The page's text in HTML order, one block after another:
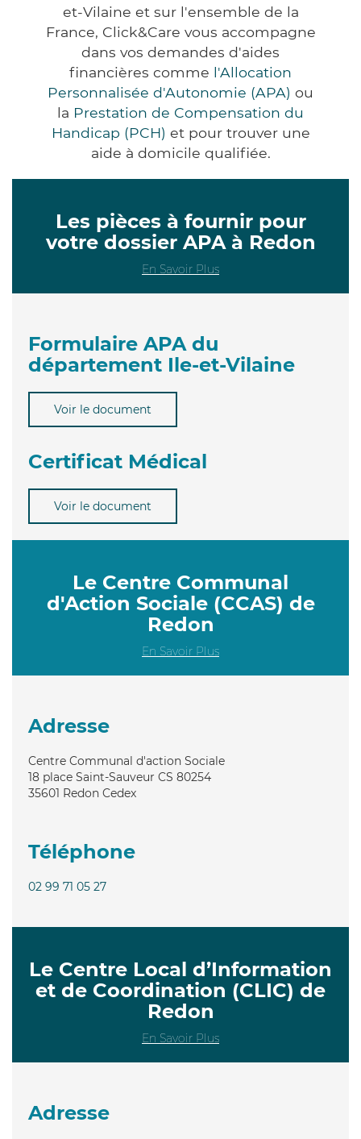
et-Vilaine et sur l'ensemble de la
France, Click&Care vous accompagne
dans vos demandes d'aides
financières comme l'Allocation
Personnalisée d'Autonomie (APA) ou
la Prestation de Compensation du
Handicap (PCH) et pour trouver une
aide à domicile qualifiée.
Les pièces à fournir pour
votre dossier APA à Redon
En Savoir Plus
Formulaire APA du
département Ile-et-Vilaine
Voir le document
Certificat Médical
Voir le document
Le Centre Communal
d'Action Sociale (CCAS) de
Redon
En Savoir Plus
Adresse
Centre Communal d'action Sociale
18 place Saint-Sauveur CS 80254
35601 Redon Cedex
Téléphone
02 99 71 05 27
Le Centre Local d’Information
et de Coordination (CLIC) de
Redon
En Savoir Plus
Adresse